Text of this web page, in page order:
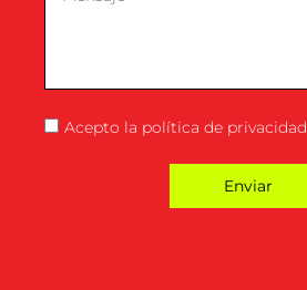
Acepto la política de privacidad
Enviar